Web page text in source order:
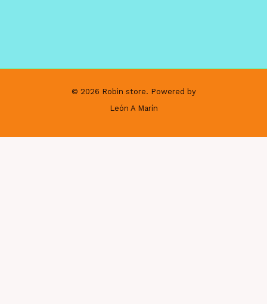
© 2026 Robin store. Powered by
León A Marín